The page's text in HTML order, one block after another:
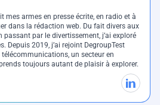
mes armes en presse écrite, en radio et à
dans la rédaction web. Du fait divers aux
passant par le divertissement, j’ai exploré
Depuis 2019, j’ai rejoint DegroupTest
télécommunications, un secteur en
toujours autant de plaisir à explorer.